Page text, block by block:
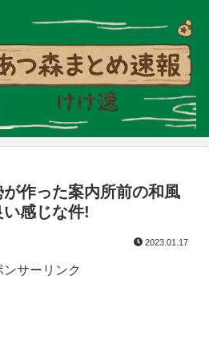
が作った案内所前の和風
感じな件!
2023.01.17
ンサーリンク